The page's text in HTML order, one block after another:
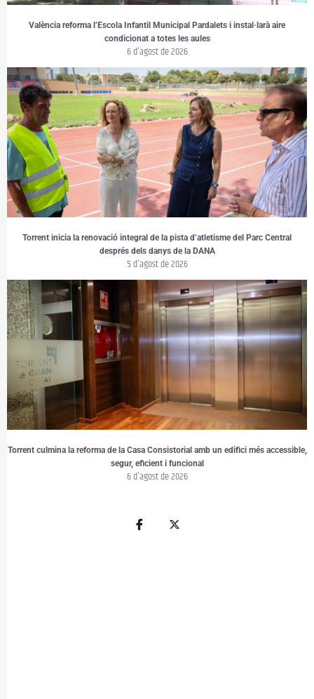
València reforma l’Escola Infantil Municipal Pardalets i instal·larà aire
condicionat a totes les aules
6 d'agost de 2026
Torrent inicia la renovació integral de la pista d’atletisme del Parc Central
després dels danys de la DANA
5 d'agost de 2026
Torrent culmina la reforma de la Casa Consistorial amb un edifici més accessible,
segur, eficient i funcional
6 d'agost de 2026